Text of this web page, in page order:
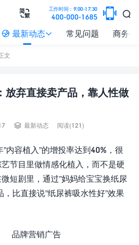

工作时间：9:00-17:30
400-000-1685 

 最新动态 常见问题 商务
文
放弃直接卖产品，靠人性做
 最新动态 阅读(121)
内容植入”的增投率达到40%，很
节目里做情感化植入，而不是硬
短剧里，通过”妈妈给宝宝换纸尿
，比直接说”纸尿裤吸水性好”效果